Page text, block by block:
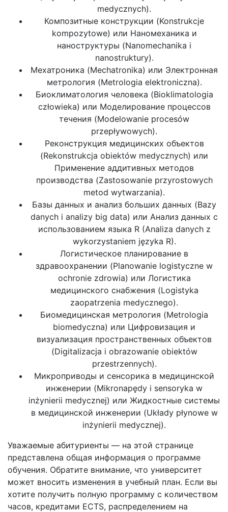
medycznych).
Композитные конструкции (Konstrukcje
kompozytowe) или Наномеханика и
наноструктуры (Nanomechanika i
nanostruktury).
Мехатроника (Mechatronika) или Электронная
метрология (Metrologia elektroniczna).
Биоклиматология человека (Bioklimatologia
człowieka) или Моделирование процессов
течения (Modelowanie procesów
przepływowych).
Реконструкция медицинских объектов
(Rekonstrukcja obiektów medycznych) или
Применение аддитивных методов
производства (Zastosowanie przyrostowych
metod wytwarzania).
Базы данных и анализ больших данных (Bazy
danych i analizy big data) или Анализ данных с
использованием языка R (Analiza danych z
wykorzystaniem języka R).
Логистическое планирование в
здравоохранении (Planowanie logistyczne w
ochronie zdrowia) или Логистика
медицинского снабжения (Logistyka
zaopatrzenia medycznego).
Биомедицинская метрология (Metrologia
biomedyczna) или Цифровизация и
визуализация пространственных объектов
(Digitalizacja i obrazowanie obiektów
przestrzennych).
Микроприводы и сенсорика в медицинской
инженерии (Mikronapędy i sensoryka w
inżynierii medycznej) или Жидкостные системы
в медицинской инженерии (Układy płynowe w
inżynierii medycznej).
Уважаемые абитуриенты — на этой странице
представлена общая информация о программе
обучения. Обратите внимание, что университет
может вносить изменения в учебный план. Если вы
хотите получить полную программу с количеством
часов, кредитами ECTS, распределением на